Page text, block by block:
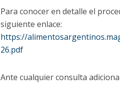
Para conocer en detalle el
siguiente enlace:
https://
26.pdf
Ante cualquier consulta